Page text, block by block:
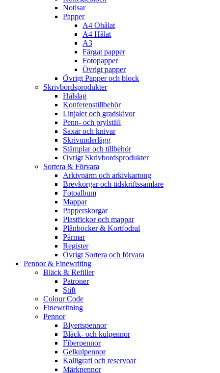
Notisar
Papper
A4 Ohålat
A4 Hålat
A3
Färgat papper
Fotopapper
Övrigt papper
Övrigt Papper och block
Skrivbordsprodukter
Hålslag
Konferenstillbehör
Linjaler och gradskivor
Penn- och prylställ
Saxar och knivar
Skrivunderlägg
Stämplar och tillbehör
Övrigt Skrivbordsprodukter
Sortera & Förvara
Arkivpärm och arkivkartong
Brevkorgar och tidskriftssamlare
Fotoalbum
Mappar
Papperskorgar
Plastfickor och mappar
Plånböcker & Kortfodral
Pärmar
Register
Övrigt Sortera och förvara
Pennor & Finewriting
Bläck & Refiller
Patroner
Stift
Colour Code
Finewritning
Pennor
Blyertspennor
Bläck- och kulpennor
Fiberpennor
Gelkulpennor
Kalligrafi och reservoar
Märkpennor